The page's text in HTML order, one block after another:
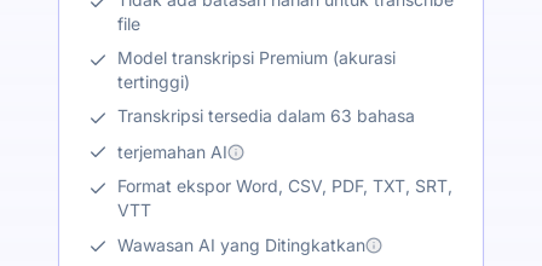
file
Model transkripsi Premium (akurasi
tertinggi)
Transkripsi tersedia dalam 63 bahasa
terjemahan AI
Format ekspor Word, CSV, PDF, TXT, SRT,
VTT
Wawasan AI yang Ditingkatkan